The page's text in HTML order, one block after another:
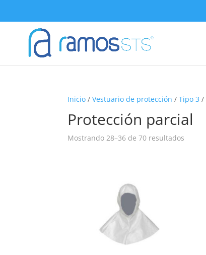
Inicio /Vestuario de protección /Tipo 3 /
Protección parcial
Mostrando 28–36 de 70 resultados